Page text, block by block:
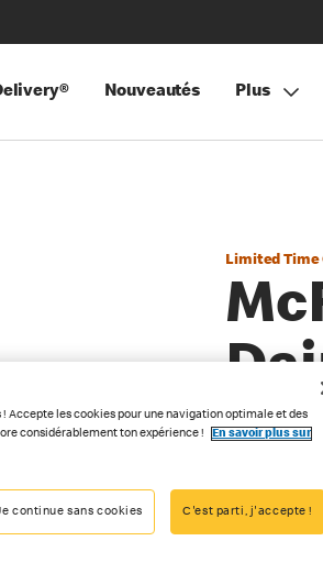
Nouveautés Plus
Limited Time
Reg
Accepte les cookies pour une navigation optimale et des
considérablement ton expérience !
En savoir plus sur
continue sans cookies C'est parti, j'accepte !